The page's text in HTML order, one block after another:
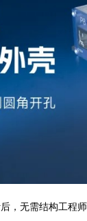
，无需结构工程